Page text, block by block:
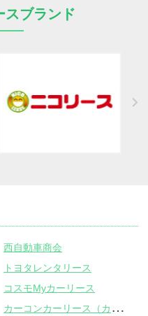
スブランド
西自動車商会
トヨタレンタリース
コスモMyカーリース
カ
ーコンカーリース（カーコンビニ倶楽部）